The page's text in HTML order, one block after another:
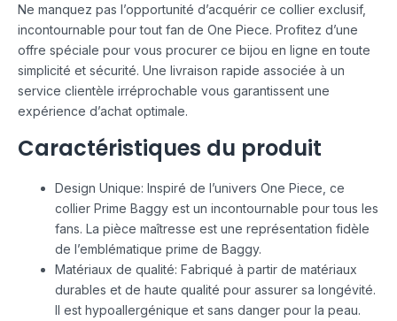
Ne manquez pas l’opportunité d’acquérir ce collier exclusif,
incontournable pour tout fan de One Piece. Profitez d’une
offre spéciale pour vous procurer ce bijou en ligne en toute
simplicité et sécurité. Une livraison rapide associée à un
service clientèle irréprochable vous garantissent une
expérience d’achat optimale.
Caractéristiques du produit
Design Unique: Inspiré de l’univers One Piece, ce
collier Prime Baggy est un incontournable pour tous les
fans. La pièce maîtresse est une représentation fidèle
de l’emblématique prime de Baggy.
Matériaux de qualité: Fabriqué à partir de matériaux
durables et de haute qualité pour assurer sa longévité.
Il est hypoallergénique et sans danger pour la peau.